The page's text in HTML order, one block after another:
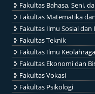
Fakultas Bahasa, Seni,
Fakultas Matematika
Fakultas Ilmu Sosial
Fakultas Teknik
Fakultas Ilmu
Fakultas Ekonomi dan
Fakultas Vokasi
Fakultas Psikologi